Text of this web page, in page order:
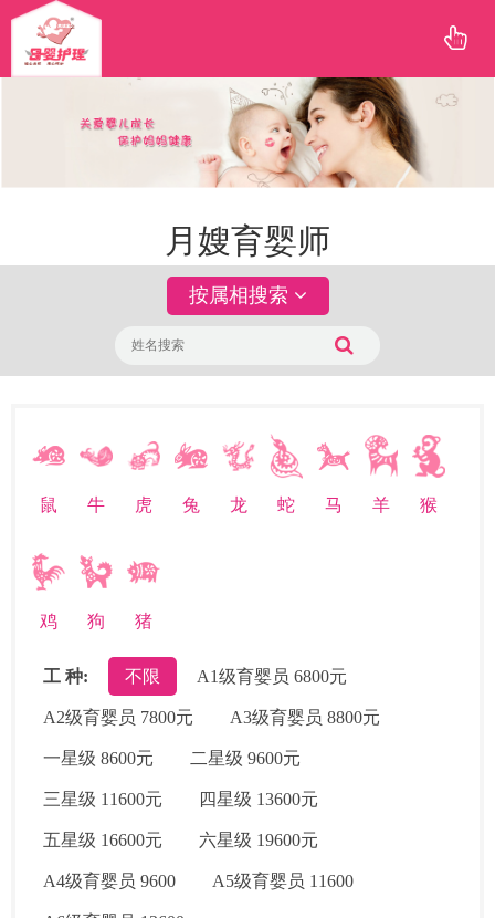
月嫂育婴师
按属相搜索
鼠 牛 虎 兔 龙 蛇 马 羊 猴
鸡 狗 猪
工 种: 不限 A1级育婴员 6800元
A2级育婴员 7800元 A3级育婴员 8800元
一星级 8600元 二星级 9600元
三星级 11600元 四星级 13600元
五星级 16600元 六星级 19600元
A4级育婴员 9600 A5级育婴员 11600